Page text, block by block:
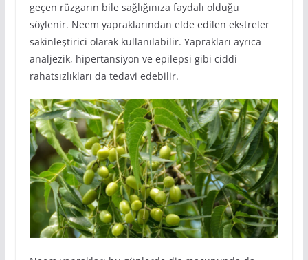
geçen rüzgarın bile sağlığınıza faydalı olduğu
söylenir. Neem yapraklarından elde edilen ekstreler
sakinleştirici olarak kullanılabilir. Yaprakları ayrıca
analjezik, hipertansiyon ve epilepsi gibi ciddi
rahatsızlıkları da tedavi edebilir.